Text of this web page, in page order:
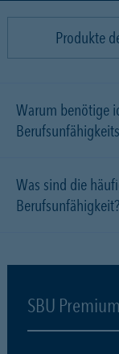
Produkte
Warum benötige
Was sind die
Berufsunfähigkeit?
SBU Premium